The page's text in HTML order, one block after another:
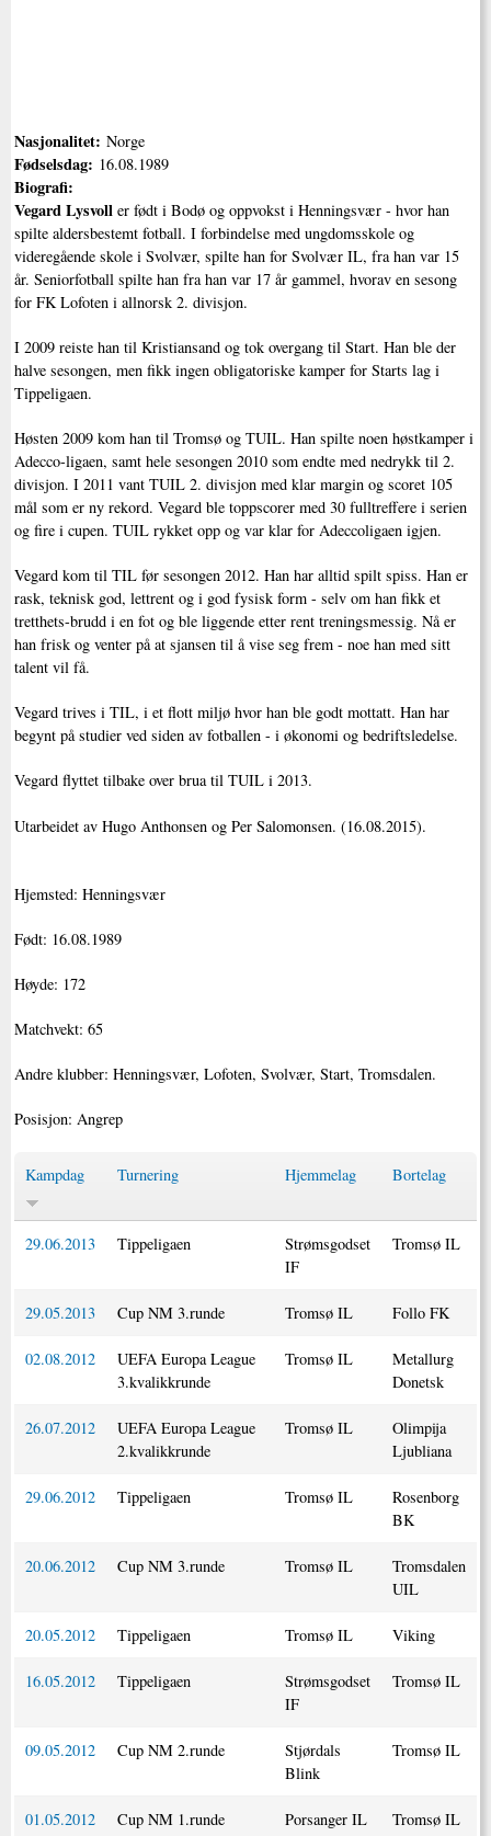
Nasjonalitet: Norge
Fødselsdag: 16.08.1989
Biografi:
Vegard Lysvoll er født i Bodø og oppvokst i Henningsvær - hvor han
spilte aldersbestemt fotball. I forbindelse med ungdomsskole og
videregående skole i Svolvær, spilte han for Svolvær IL, fra han var 15
år. Seniorfotball spilte han fra han var 17 år gammel, hvorav en sesong
for FK Lofoten i allnorsk 2. divisjon.
I 2009 reiste han til Kristiansand og tok overgang til Start. Han ble der
halve sesongen, men fikk ingen obligatoriske kamper for Starts lag i
Tippeligaen.
Høsten 2009 kom han til Tromsø og TUIL. Han spilte noen høstkamper i
Adecco-ligaen, samt hele sesongen 2010 som endte med nedrykk til 2.
divisjon. I 2011 vant TUIL 2. divisjon med klar margin og scoret 105
mål som er ny rekord. Vegard ble toppscorer med 30 fulltreffere i serien
og fire i cupen. TUIL rykket opp og var klar for Adeccoligaen igjen.
Vegard kom til TIL før sesongen 2012. Han har alltid spilt spiss. Han er
rask, teknisk god, lettrent og i god fysisk form - selv om han fikk et
tretthets-brudd i en fot og ble liggende etter rent treningsmessig. Nå er
han frisk og venter på at sjansen til å vise seg frem - noe han med sitt
talent vil få.
Vegard trives i TIL, i et flott miljø hvor han ble godt mottatt. Han har
begynt på studier ved siden av fotballen - i økonomi og bedriftsledelse.
Vegard flyttet tilbake over brua til TUIL i 2013.
Utarbeidet av Hugo Anthonsen og Per Salomonsen. (16.08.2015).
Hjemsted: Henningsvær
Født: 16.08.1989
Høyde: 172
Matchvekt: 65
Andre klubber: Henningsvær, Lofoten, Svolvær, Start, Tromsdalen.
Posisjon: Angrep
Kampdag Turnering Hjemmelag Bortelag
29.06.2013 Tippeligaen
Strømsgodset
IF
Tromsø IL
29.05.2013 Cup NM 3.runde Tromsø IL Follo FK
02.08.2012
UEFA Europa League
3.kvalikkrunde
Tromsø IL
Metallurg
Donetsk
26.07.2012
UEFA Europa League
2.kvalikkrunde
Tromsø IL
Olimpija
Ljubliana
29.06.2012 Tippeligaen Tromsø IL
Rosenborg
BK
20.06.2012 Cup NM 3.runde Tromsø IL
Tromsdalen
UIL
20.05.2012 Tippeligaen Tromsø IL Viking
16.05.2012 Tippeligaen
Strømsgodset
IF
Tromsø IL
09.05.2012 Cup NM 2.runde
Stjørdals
Blink
Tromsø IL
01.05.2012 Cup NM 1.runde Porsanger IL Tromsø IL